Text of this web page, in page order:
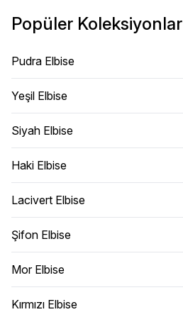
Popüler Koleksiyonlar
Pudra Elbise
Yeşil Elbise
Siyah Elbise
Haki Elbise
Lacivert Elbise
Şifon Elbise
Mor Elbise
Kırmızı Elbise